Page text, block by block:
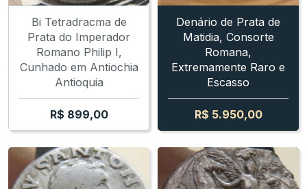
Bi Tetradracma de
Prata do Imperador
Romano Philip I,
Cunhado em Antiochia
Antioquia
R$ 899,00
Denário de Prata de
Matidia, Consorte
Romana,
Extremamente Raro e
Escasso
R$ 5.950,00